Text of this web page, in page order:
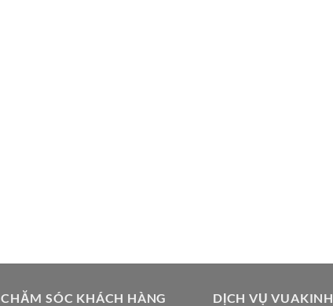
CHĂM SÓC KHÁCH HÀNG DỊCH VỤ VUAKINH